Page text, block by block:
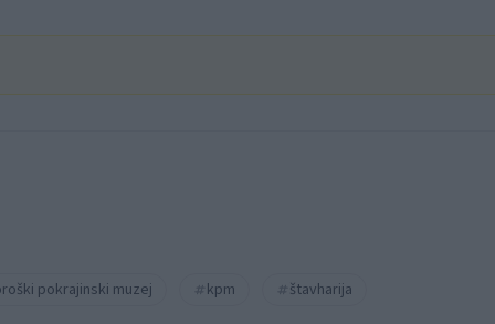
pokrajinski muzej kpm
štavharija